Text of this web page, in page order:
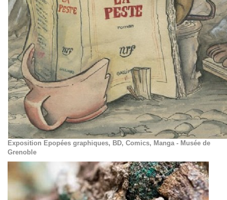
Exposition Epopées graphiques, BD, Comics, Manga - Musée de
Grenoble